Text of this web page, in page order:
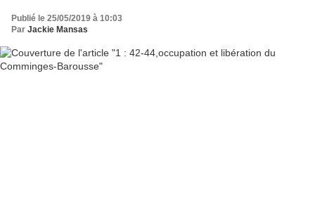
Publié le 25/05/2019 à 10:03
Par Jackie Mansas